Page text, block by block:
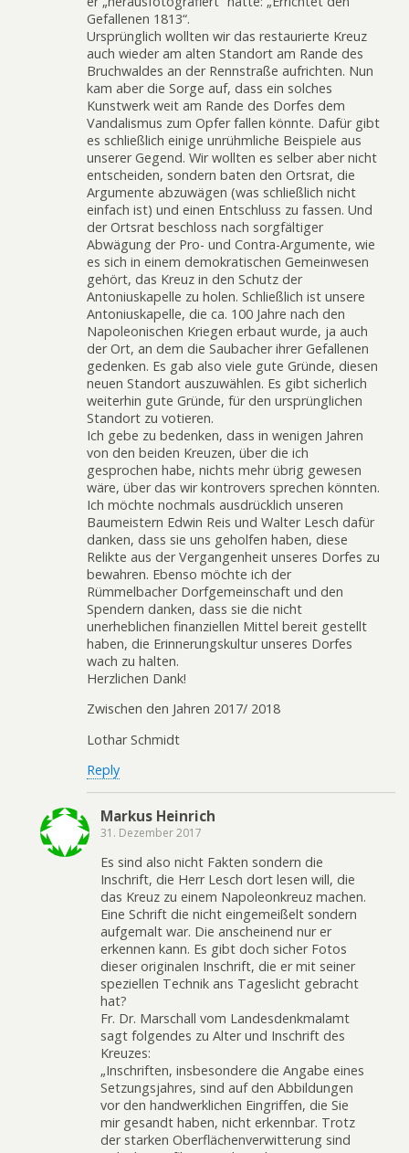
Gefallenen 1813“.
Ursprünglich wollten wir das restaurierte Kreuz
auch wieder am alten Standort am Rande des
Bruchwaldes an der Rennstraße aufrichten. Nun
kam aber die Sorge auf, dass ein solches
Kunstwerk weit am Rande des Dorfes dem
Vandalismus zum Opfer fallen könnte. Dafür gibt
es schließlich einige unrühmliche Beispiele aus
unserer Gegend. Wir wollten es selber aber nicht
entscheiden, sondern baten den Ortsrat, die
Argumente abzuwägen (was schließlich nicht
einfach ist) und einen Entschluss zu fassen. Und
der Ortsrat beschloss nach sorgfältiger
Abwägung der Pro- und Contra-Argumente, wie
es sich in einem demokratischen Gemeinwesen
gehört, das Kreuz in den Schutz der
Antoniuskapelle zu holen. Schließlich ist unsere
Antoniuskapelle, die ca. 100 Jahre nach den
Napoleonischen Kriegen erbaut wurde, ja auch
der Ort, an dem die Saubacher ihrer Gefallenen
gedenken. Es gab also viele gute Gründe, diesen
neuen Standort auszuwählen. Es gibt sicherlich
weiterhin gute Gründe, für den ursprünglichen
Standort zu votieren.
Ich gebe zu bedenken, dass in wenigen Jahren
von den beiden Kreuzen, über die ich
gesprochen habe, nichts mehr übrig gewesen
wäre, über das wir kontrovers sprechen könnten.
Ich möchte nochmals ausdrücklich unseren
Baumeistern Edwin Reis und Walter Lesch dafür
danken, dass sie uns geholfen haben, diese
Relikte aus der Vergangenheit unseres Dorfes zu
bewahren. Ebenso möchte ich der
Rümmelbacher Dorfgemeinschaft und den
Spendern danken, dass sie die nicht
unerheblichen finanziellen Mittel bereit gestellt
haben, die Erinnerungskultur unseres Dorfes
wach zu halten.
Herzlichen Dank!
Zwischen den Jahren 2017/ 2018
Lothar Schmidt
Reply
Markus Heinrich
31. Dezember 2017
Es sind also nicht Fakten sondern die
Inschrift, die Herr Lesch dort lesen will, die
das Kreuz zu einem Napoleonkreuz machen.
Eine Schrift die nicht eingemeißelt sondern
aufgemalt war. Die anscheinend nur er
erkennen kann. Es gibt doch sicher Fotos
dieser originalen Inschrift, die er mit seiner
speziellen Technik ans Tageslicht gebracht
hat?
Fr. Dr. Marschall vom Landesdenkmalamt
sagt folgendes zu Alter und Inschrift des
Kreuzes:
„Inschriften, insbesondere die Angabe eines
Setzungsjahres, sind auf den Abbildungen
vor den handwerklichen Eingriffen, die Sie
mir gesandt haben, nicht erkennbar. Trotz
der starken Oberflächenverwitterung sind